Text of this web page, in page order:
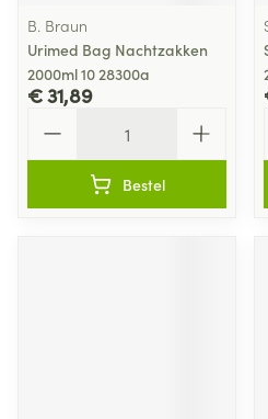
B. Braun
Urimed Bag Nachtzakken
2000ml 10 28300a
€ 31,89
Bestel